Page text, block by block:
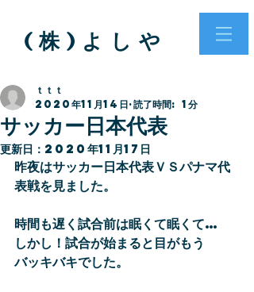
( 株 ) よ し や
サッカー日本代表
ｔｔｔ
2020年11月14日 読了時間: 1分
更新日： 2020年11月17日
昨夜はサッカー日本代表ＶＳパナマ代
表戦を見ました。
時間も遅く試合前は眠くて眠くて…
しかし！試合が始まると目がもう
バッキバキでした。